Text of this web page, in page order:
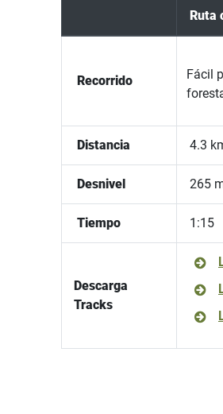
Ruta
Recorrido
Fácil
Distancia 4.3
Desnivel 265
Tiempo 1:15
Descarga
Tracks